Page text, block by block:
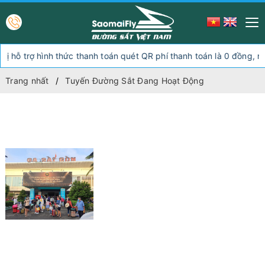
thức thanh toán quét QR phí thanh toán là 0 đồng, ngoài
Trang nhất Tuyến Đường Sắt Đang Hoạt Động